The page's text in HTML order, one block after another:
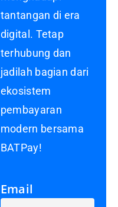
tantangan di era
digital. Tetap
terhubung dan
jadilah bagian dari
ekosistem
pembayaran
modern bersama
BATPay!
Email